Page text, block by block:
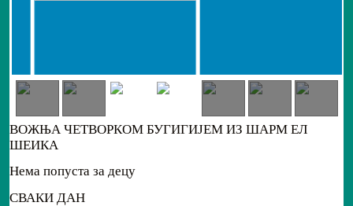
ВОЖЊА ЧЕТВОРКОМ БУГИГИЈЕМ ИЗ ШАРМ ЕЛ
ШЕИКА
Нема попуста за децу
СВАКИ ДАН